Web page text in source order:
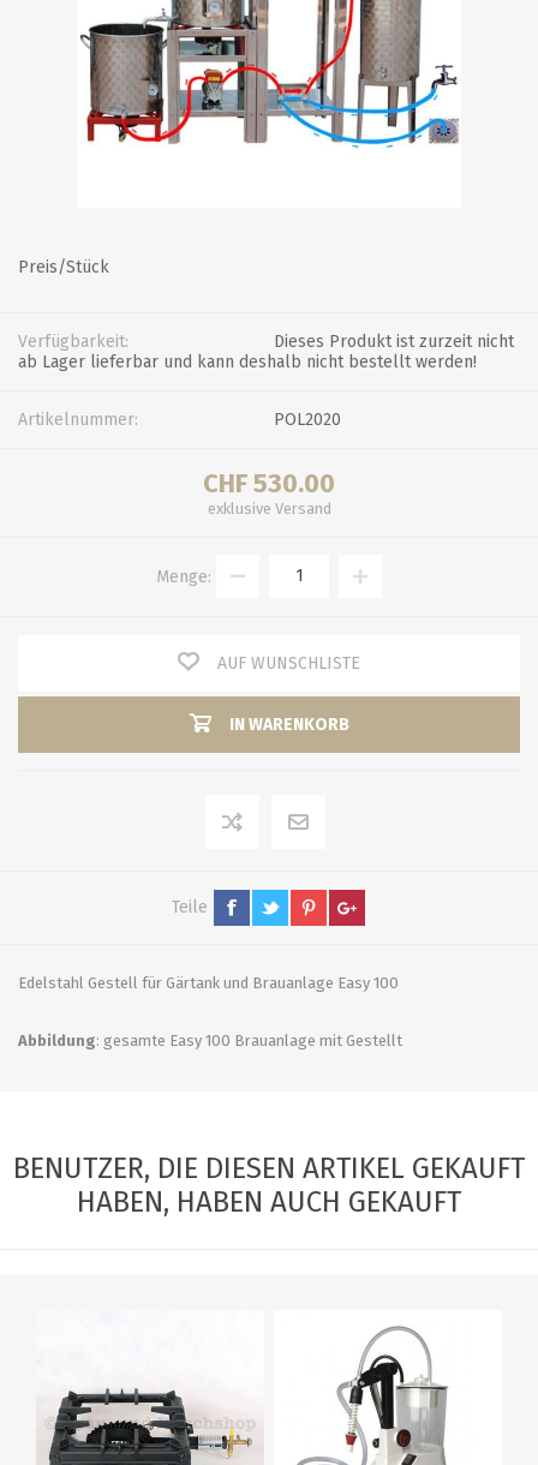
Preis/Stück
Verfügbarkeit:
Dieses Produkt ist zurzeit nicht
ab Lager lieferbar und kann deshalb nicht bestellt werden!
Artikelnummer: POL2020
CHF 530.00
exklusive Versand
Menge:
AUF WUNSCHLISTE
IN WARENKORB
Teile
Edelstahl Gestell für Gärtank und Brauanlage Easy 100
Abbildung: gesamte Easy 100 Brauanlage mit Gestellt
BENUTZER, DIE DIESEN ARTIKEL GEKAUFT
HABEN, HABEN AUCH GEKAUFT